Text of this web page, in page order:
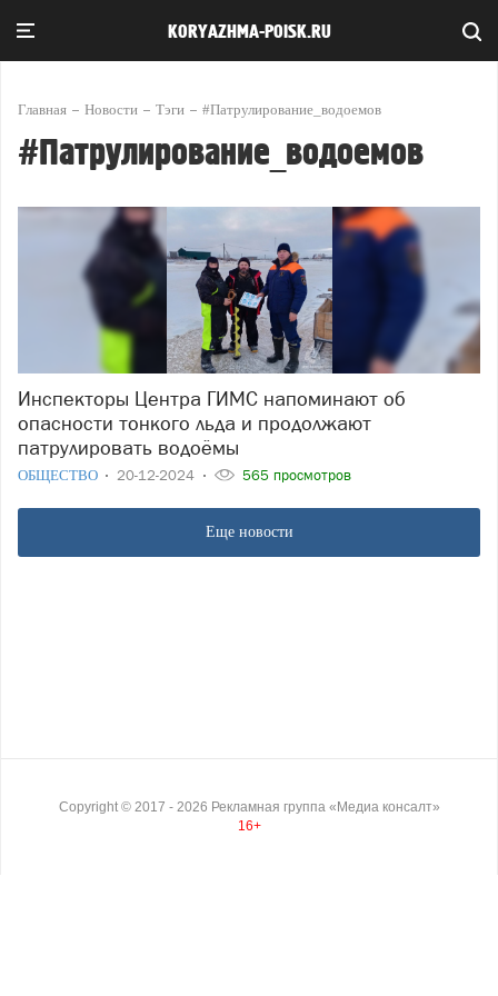
KORYAZHMA-POISK.RU
Главная Новости Тэги #Патрулирование_водоемов
#Патрулирование_водоемов
Инспекторы Центра ГИМС напоминают об
опасности тонкого льда и продолжают
патрулировать водоёмы
ОБЩЕСТВО 20-12-2024 565 просмотров
Еще новости
Copyright © 2017 - 2026 Рекламная группа «Медиа консалт»
16+